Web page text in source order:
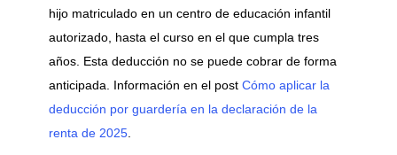
hijo matriculado en un centro de educación infantil
autorizado, hasta el curso en el que cumpla tres
años. Esta deducción no se puede cobrar de forma
anticipada. Información en el post Cómo aplicar la
deducción por guardería en la declaración de la
renta de 2025.